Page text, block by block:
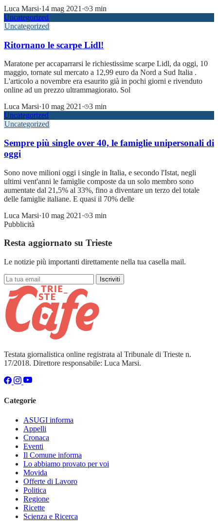
Luca Marsi·14 mag 2021 ·
3 min
Uncategorized
Uncategorized
Ritornano le scarpe Lidl!
Maratone per accaparrarsi le richiestissime scarpe Lidl, da oggi, 10
maggio, tornate sul mercato a 12,99 euro da Nord a Sud Italia .
L'articolo a novembre era esaurito già in pochi giorni e rivenduto
online ad un prezzo ultrammagiorato. Sol
Luca Marsi·10 mag 2021 ·
3 min
Uncategorized
Uncategorized
Sempre più single over 40, le famiglie unipersonali di
oggi
Sono nove milioni oggi i single in Italia, e secondo l'Istat, negli
ultimi vent'anni le famiglie composte da un solo membro sono
aumentate dal 21,5% al 33%, fino a diventare un terzo del totale
delle famiglie italiane. E quasi il 70% delle
Luca Marsi·10 mag 2021 ·
3 min
Pubblicità
Resta aggiornato su Trieste
Le notizie più importanti direttamente nella tua casella mail.
Iscriviti
Testata giornalistica online registrata al Tribunale di Trieste n.
17/2018. Direttore responsabile: Luca Marsi.
Categorie
ASUGI informa
Appelli
Cronaca
Eventi
Il Comune informa
Lo abbiamo provato per voi
Movida
Offerte di Lavoro
Politica
Regione
Ricette
Scienza e Ricerca